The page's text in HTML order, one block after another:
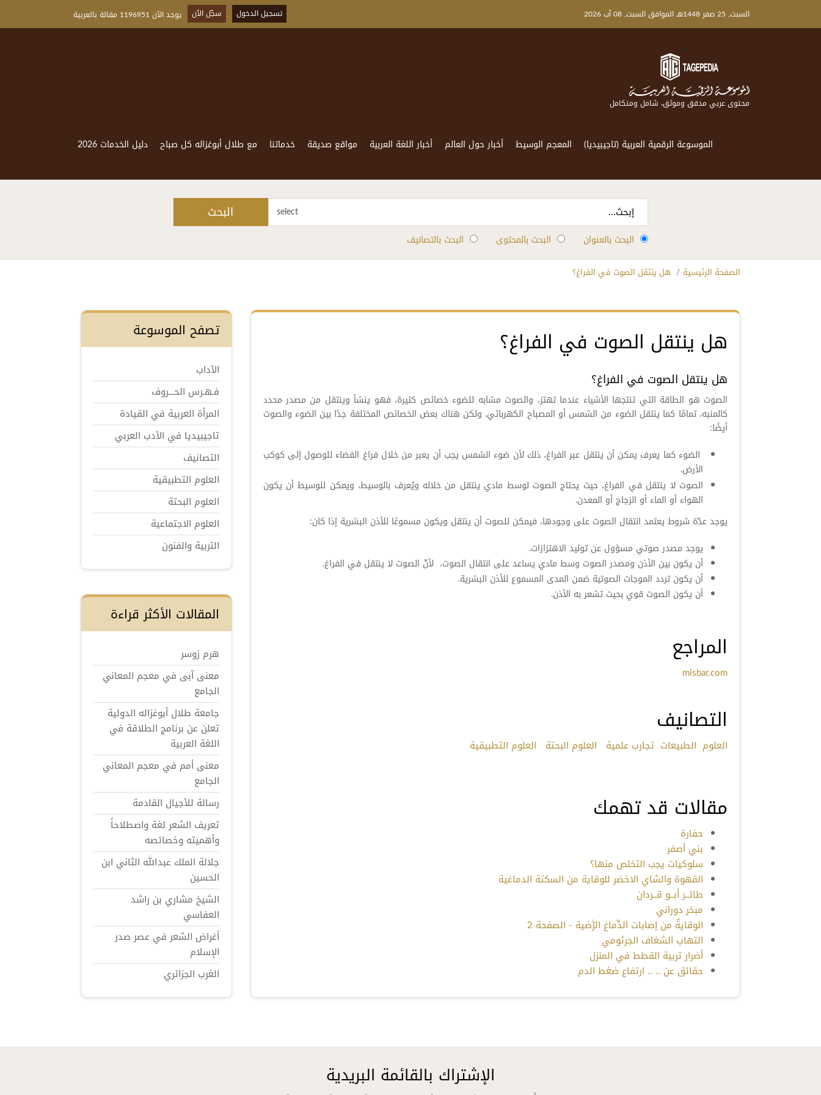
السبت, 25 صفر 1448هـ الموافق السبت, 08 آب 2026 تسجيل الدخول سجّل الآن يوجد الآن 1196951 مقالة بالعربية
محتوى عربي مدقق وموثق، شامل ومتكامل
الموسوعة الرقمية العربية (تاجيبيديا) المعجم الوسيط أخبار حول العالم أخبار اللغة العربية مواقع صديقة خدماتنا مع طلال أبوغزاله كل صباح دليل الخدمات 2026
select البحث
البحث بالعنوان البحث بالمحتوى البحث بالتصانيف
الصفحة الرئيسية هل ينتقل الصوت في الفراغ؟
هل ينتقل الصوت في الفراغ؟
هل ينتقل الصوت في الفراغ؟
الصوت هو الطاقة التي تنتجها الأشياء عندما تهتز، والصوت مشابه للضوء خصائص كثيرة، فهو ينشأ وينتقل من مصدر محدد
كالمنبه، تمامًا كما ينتقل الضوء من الشمس أو المصباح الكهربائي. ولكن هناك بعض الخصائص المختلفة جدًا بين الضوء والصوت
أيضًا:
الضوء كما يعرف يمكن أن ينتقل عبر الفراغ، ذلك لأن ضوء الشمس يجب أن يعبر من خلال فراغ الفضاء للوصول إلى كوكب
الأرض.
الصوت لا ينتقل في الفراغ، حيث يحتاج الصوت لوسط مادي ينتقل من خلاله ويُعرف بالوسيط، ويمكن للوسيط أن يكون
الهواء أو الماء أو الزجاج أو المعدن.
يوجد عدّة شروط يعتمد انتقال الصوت على وجودها، فيمكن للصوت أن ينتقل ويكون مسموعًا للأذن البشرية إذا كان:
يوجد مصدر صوتي مسؤول عن توليد الاهتزازات.
أن يكون بين الأذن ومصدر الصوت وسط مادي يساعد على انتقال الصوت، لأنّ الصوت لا ينتقل في الفراغ.
أن يكون تردد الموجات الصوتية ضمن المدى المسموع للأذن البشرية.
أن يكون الصوت قوي بحيث تشعر به الأذن.
المراجع
misbar.com
التصانيف
العلوم الطبيعات تجارب علمية العلوم البحتة العلوم التطبيقية
مقالات قد تهمك
حفارة
بني أصفر
سلوكيات يجب التخلص منها؟
القهوة والشاي الاخضر للوقاية من السكتة الدماغية
طائــر أبــو قــردان
مبخر دوراني
الوقايةُ من إصابات الدِّماغ الرَّضية - الصفحة 2
التهاب الشغاف الجرثومي
أضرار تربية القطط في المنزل
حقائق عن .. .. ارتفاع ضغط الدم
تصفح الموسوعة
الآداب
فـهـرس الحـــروف
المرأة العربية في القيادة
تاجيبيديا في الأدب العربي
التصانيف
العلوم التطبيقية
العلوم البحتة
العلوم الاجتماعية
التربية والفنون
المقالات الأكثر قراءة
هرم زوسر
معنى آبى في معجم المعاني
الجامع
جامعة طلال أبوغزاله الدولية
تعلن عن برنامج الطلاقة في
اللغة العربية
معنى أمم في معجم المعاني
الجامع
رسالة للأجيال القادمة
تعريف الشعر لغة واصطلاحاً
وأهميته وخصائصه
جلالة الملك عبدالله الثاني ابن
الحسين
الشيخ مشاري بن راشد
العفاسي
أغراض الشعر في عصر صدر
الإسلام
الغرب الجزائري
الإشتراك بالقائمة البريدية